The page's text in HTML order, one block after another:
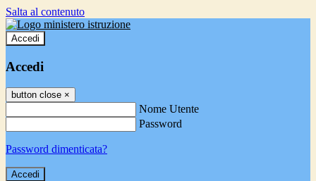
Salta al contenuto
Accedi
Accedi
button close ×
Nome Utente
Password
Password dimenticata?